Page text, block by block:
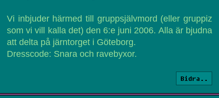
Vi inbjuder härmed till gruppsjälvmord (eller gruppiz
som vi vill kalla det) den 6:e juni 2006. Alla är bjudna
att delta på järntorget i Göteborg.
Dresscode: Snara och ravebyxor.
Bidra..